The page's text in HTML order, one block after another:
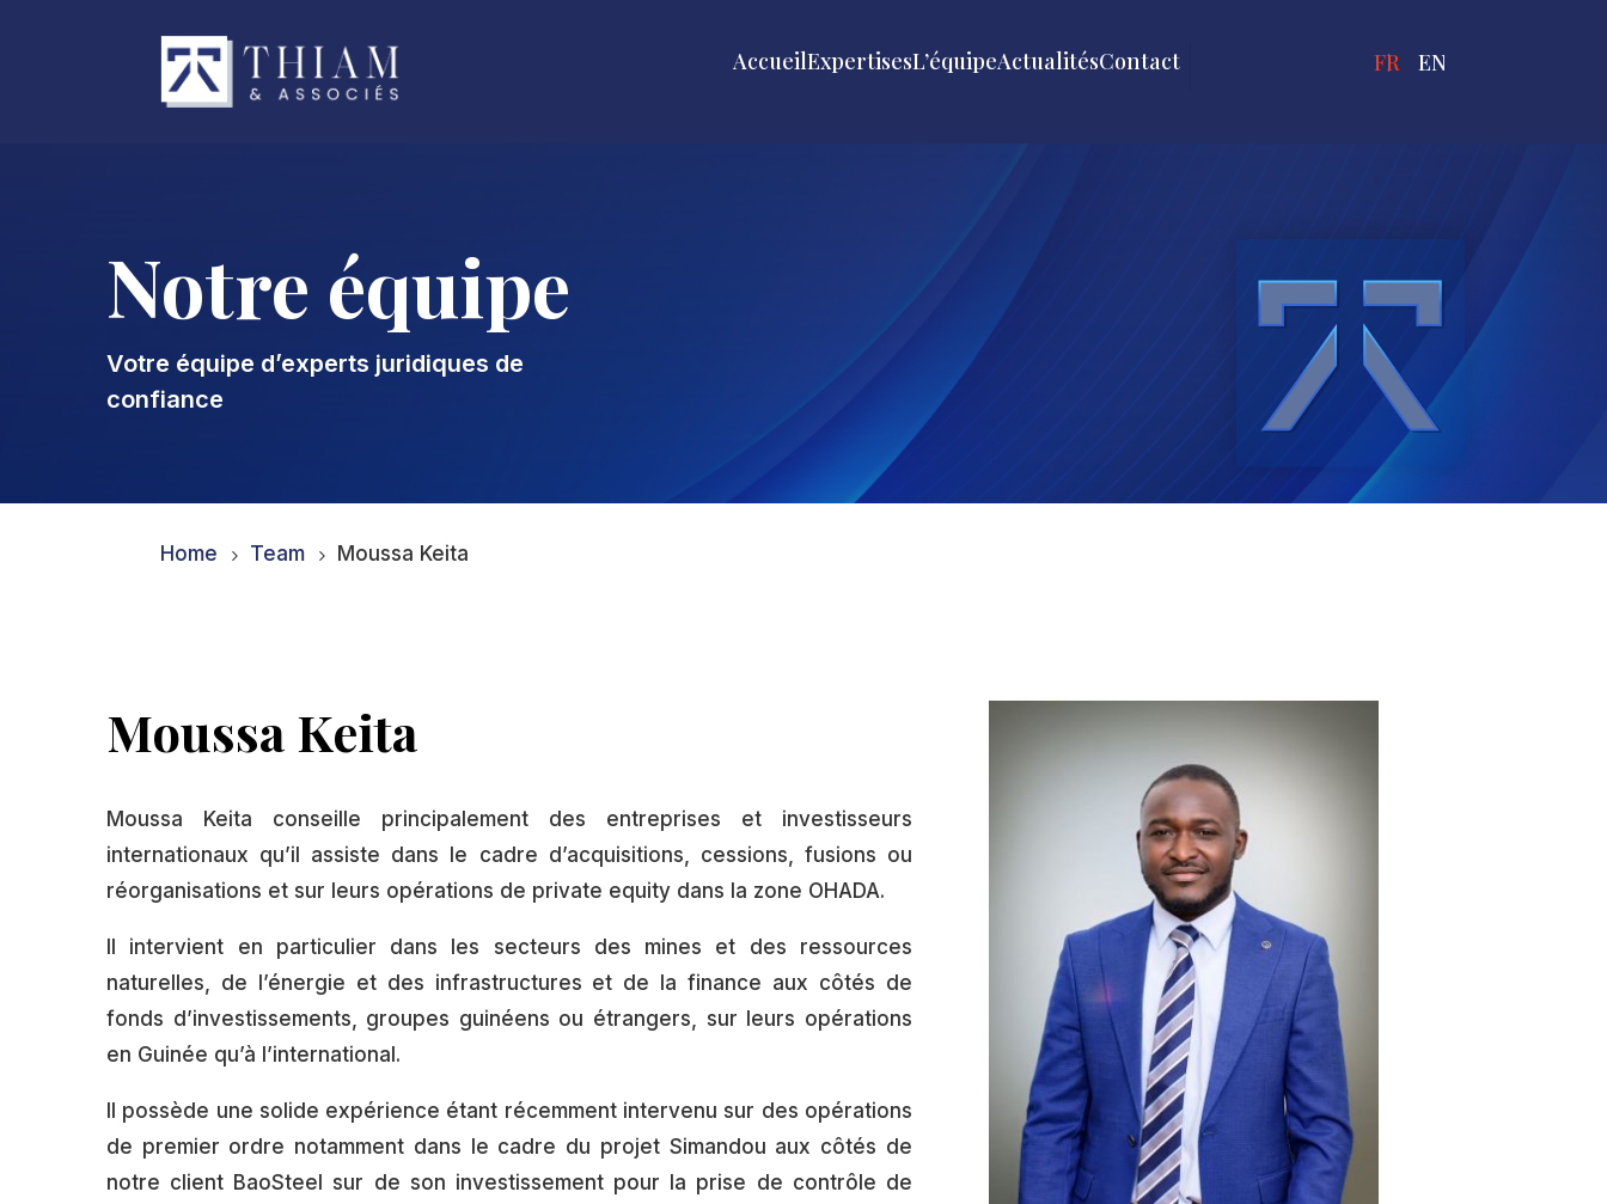
AccueilExpertisesL’équipeActualitésContact FRANÇAIS
ENGLISH
Notre équipe
Votre équipe d’experts juridiques de
confiance
Home 5 Team 5 Moussa Keita
Moussa Keita
Moussa Keita conseille principalement des entreprises et investisseurs
internationaux qu’il assiste dans le cadre d’acquisitions, cessions, fusions ou
réorganisations et sur leurs opérations de private equity dans la zone OHADA.
Il intervient en particulier dans les secteurs des mines et des ressources
naturelles, de l’énergie et des infrastructures et de la finance aux côtés de
fonds d’investissements, groupes guinéens ou étrangers, sur leurs opérations
en Guinée qu’à l’international.
Il possède une solide expérience étant récemment intervenu sur des opérations
de premier ordre notamment dans le cadre du projet Simandou aux côtés de
notre client BaoSteel sur de son investissement pour la prise de contrôle de